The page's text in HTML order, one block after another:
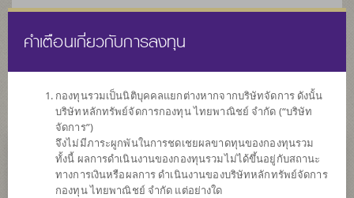
หน้าแรก รายการกองทุน ข้อมูลกองทุน
ค้นหากองทุนดีๆ กับ scbam
คำเตือนเกี่ยวกับการลงทุน
กองทุนรวมเป็นนิติบุคคลแยกต่างหากจากบริษัทจัดการ ดังนั้น
บริษัทหลักทรัพย์จัดการกองทุน ไทยพาณิชย์ จำกัด (“บริษัท
จัดการ”)
จึงไม่มีภาระผูกพันในการชดเชยผลขาดทุนของกองทุนรวม
ทั้งนี้ ผลการดำเนินงานของกองทุนรวมไม่ได้ขึ้นอยู่กับสถานะ
ทางการเงินหรือผลการ ดำเนินงานของบริษัทหลักทรัพย์จัดการ
กองทุน ไทยพาณิชย์ จำกัด แต่อย่างใด